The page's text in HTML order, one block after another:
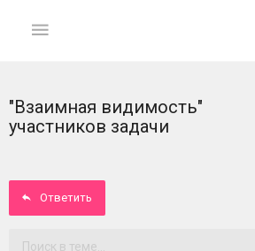
ГЛАВНАЯ
Вход
"Взаимная видимость"
участников задачи
Ответить